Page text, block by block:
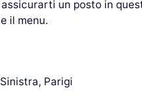
un posto in
il menu.
Parigi